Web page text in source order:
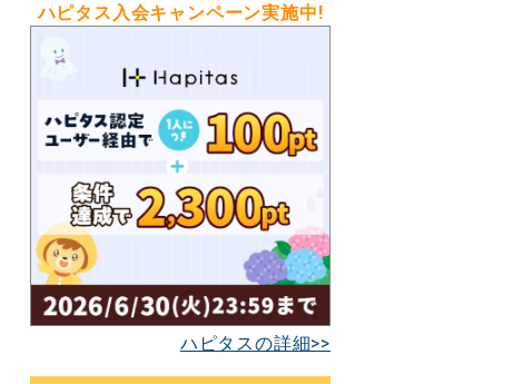
ハピタス入会キャンペーン実施中!
ハピタスの詳細>>